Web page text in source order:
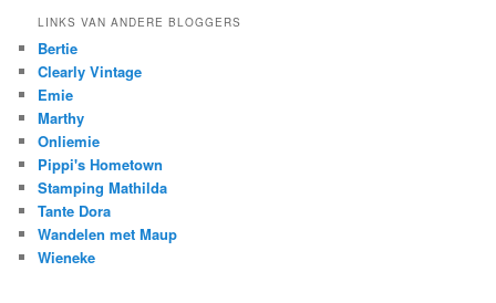
LINKS VAN ANDERE BLOGGERS
Bertie
Clearly Vintage
Emie
Marthy
Onliemie
Pippi's Hometown
Stamping Mathilda
Tante Dora
Wandelen met Maup
Wieneke